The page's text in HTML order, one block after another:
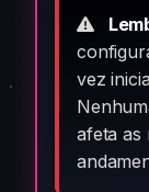
vez
afeta as